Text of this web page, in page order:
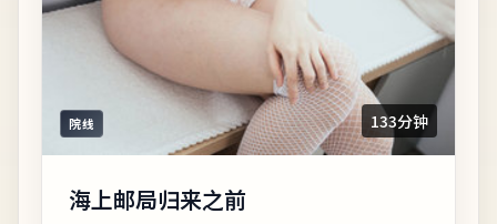
院线 133分钟
海上邮局归来之前